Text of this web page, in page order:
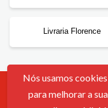
Livraria Florence
Contato Sobre Nós
Nós usamos
para melhorar a